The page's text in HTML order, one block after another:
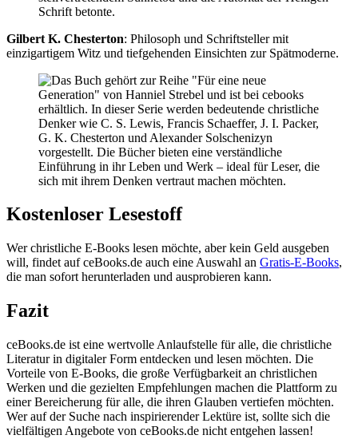
Schrift betonte.
Gilbert K. Chesterton: Philosoph und Schriftsteller mit
einzigartigem Witz und tiefgehenden Einsichten zur Spätmoderne.
Kostenloser Lesestoff
Wer christliche E-Books lesen möchte, aber kein Geld ausgeben
will, findet auf ceBooks.de auch eine Auswahl an Gratis-E-Books,
die man sofort herunterladen und ausprobieren kann.
Fazit
ceBooks.de ist eine wertvolle Anlaufstelle für alle, die christliche
Literatur in digitaler Form entdecken und lesen möchten. Die
Vorteile von E-Books, die große Verfügbarkeit an christlichen
Werken und die gezielten Empfehlungen machen die Plattform zu
einer Bereicherung für alle, die ihren Glauben vertiefen möchten.
Wer auf der Suche nach inspirierender Lektüre ist, sollte sich die
vielfältigen Angebote von ceBooks.de nicht entgehen lassen!